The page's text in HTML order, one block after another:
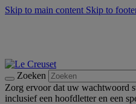
Skip to main content Skip to
Zoeken
Zorg ervoor dat uw wachtwoord
inclusief een hoofdletter en een